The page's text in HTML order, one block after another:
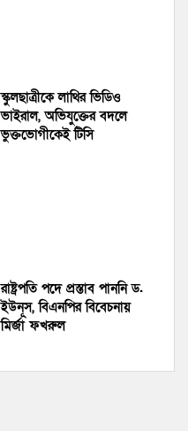
স্কুলছাত্রীকে লাথির ভিডিও
ভাইরাল, অভিযুক্তের বদলে
ভুক্তভোগীকেই টিসি
রাষ্ট্রপতি পদে প্রস্তাব পাননি ড.
ইউনূস, বিএনপির বিবেচনায়
মির্জা ফখরুল